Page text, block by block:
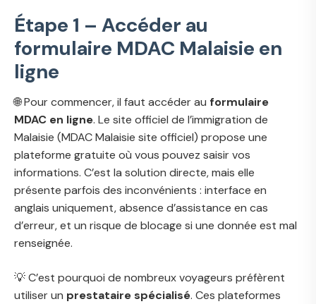
Étape 1 – Accéder au
formulaire MDAC Malaisie en
ligne
🌐 Pour commencer, il faut accéder au formulaire
MDAC en ligne. Le site officiel de l’immigration de
Malaisie (MDAC Malaisie site officiel) propose une
plateforme gratuite où vous pouvez saisir vos
informations. C’est la solution directe, mais elle
présente parfois des inconvénients : interface en
anglais uniquement, absence d’assistance en cas
d’erreur, et un risque de blocage si une donnée est mal
renseignée.
💡 C’est pourquoi de nombreux voyageurs préfèrent
utiliser un prestataire spécialisé. Ces plateformes